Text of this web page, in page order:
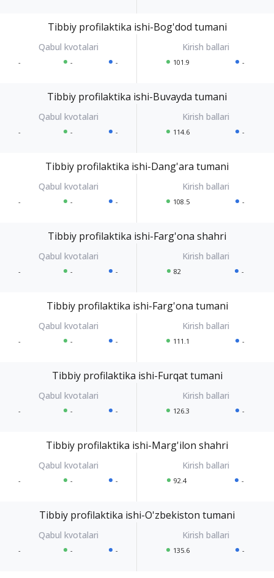
Tibbiy profilaktika ishi-Bog'dod tumani
- - - 101.9 -
Tibbiy profilaktika ishi-Buvayda tumani
- - - 114.6 -
Tibbiy profilaktika ishi-Dang'ara tumani
- - - 108.5 -
Tibbiy profilaktika ishi-Farg'ona shahri
- - - 82 -
Tibbiy profilaktika ishi-Farg'ona tumani
- - - 111.1 -
Tibbiy profilaktika ishi-Furqat tumani
- - - 126.3 -
Tibbiy profilaktika ishi-Marg'ilon shahri
- - - 92.4 -
Tibbiy profilaktika ishi-O'zbekiston tumani
- - - 135.6 -